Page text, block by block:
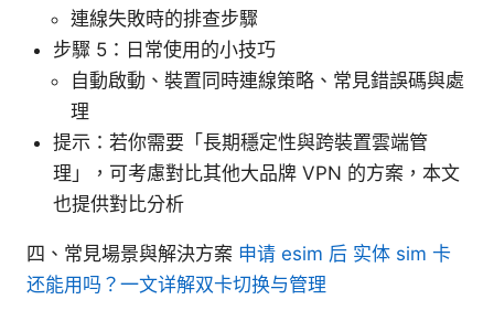
連線失敗時的排查步驟
步驟 5：日常使用的小技巧
自動啟動、裝置同時連線策略、常見錯誤碼與處
理
提示：若你需要「長期穩定性與跨裝置雲端管
理」，可考慮對比其他大品牌 VPN 的方案，本文
也提供對比分析
四、常見場景與解決方案 申请 esim 后 实体 sim 卡
还能用吗？一文详解双卡切换与管理